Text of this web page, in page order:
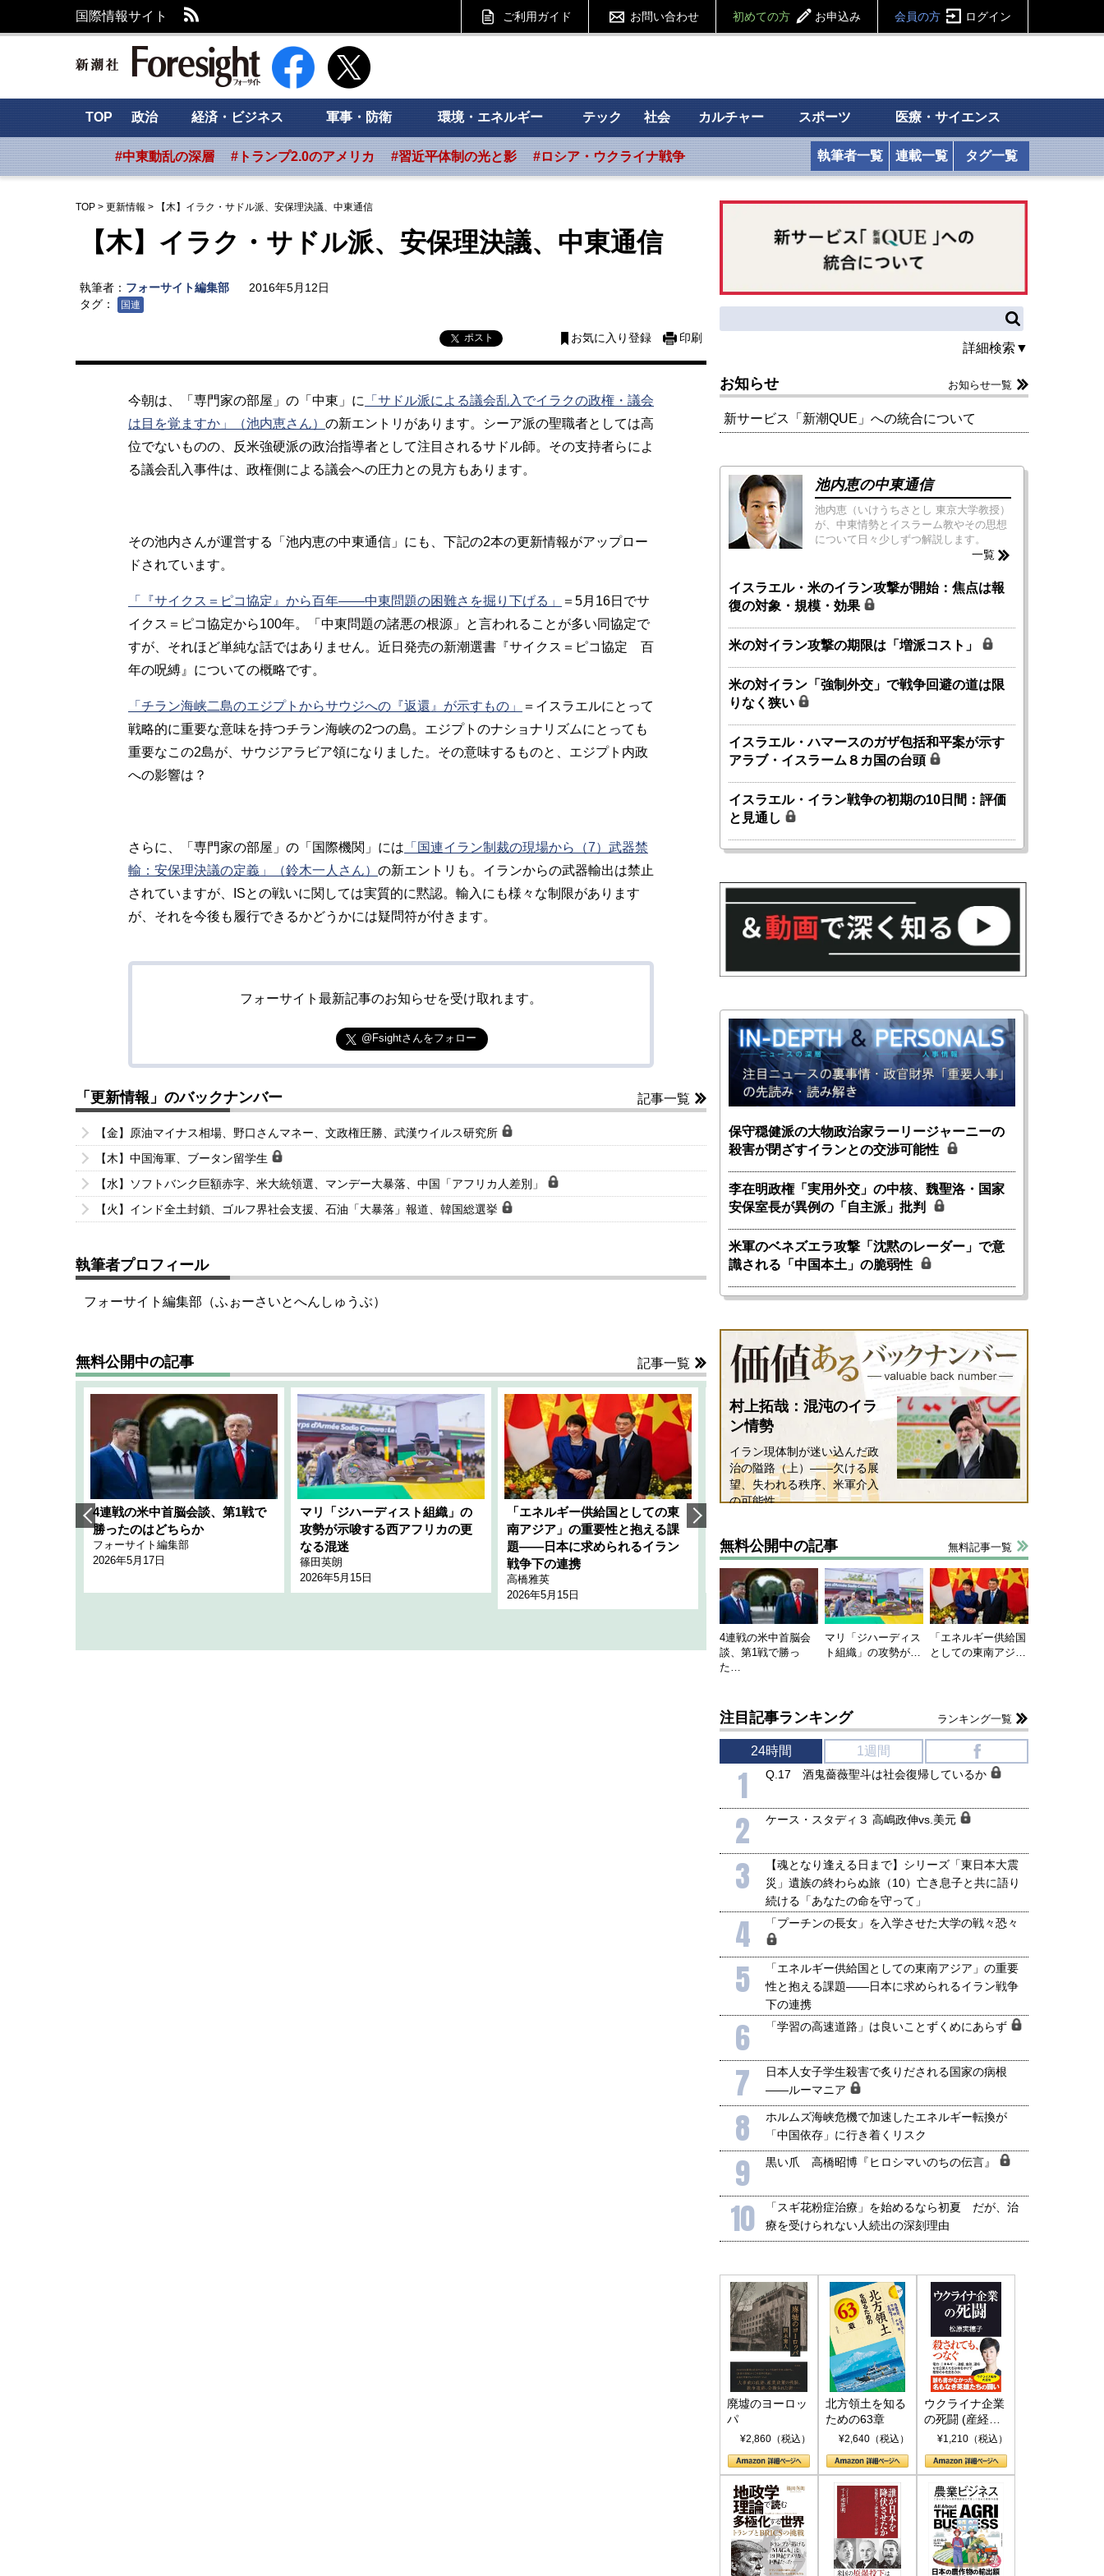
国際情報サイト ご利用ガイド お問い合わせ 初めての方 お申込み 会員の方 ログイン
新潮社 Foresight フォーサイト
TOP 政治 経済・ビジネス 軍事・防衛 環境・エネルギー テック 社会 カルチャー スポーツ 医療・サイエンス
#中東動乱の深層 #トランプ2.0のアメリカ #習近平体制の光と影 #ロシア・ウクライナ戦争 執筆者一覧 連載一覧 タグ一覧
TOP > 更新情報 > 【木】イラク・サドル派、安保理決議、中東通信
【木】イラク・サドル派、安保理決議、中東通信
執筆者： フォーサイト編集部
2016年5月12日
タグ：
国連
ポスト お気に入り登録 印刷
今朝は、「専門家の部屋」の「中東」に
「サドル派による議会乱入でイラクの政権・議会
は目を覚ますか」（池内恵さん） の新エントリがあります。
シーア派の聖職者としては高
位でないものの、反米強硬派の政治指導者として注目されるサドル師。その支持者らによ
る議会乱入事件は、政権側による議会への圧力との見方もあります。
その池内さんが運営する「池内恵の中東通信」にも、下記の2本の更新情報がアップロー
ドされています。
「『サイクス＝ピコ協定』から百年――中東問題の困難さを掘り下げる」 ＝ 5月16日でサ
イクス＝ピコ協定から100年。「中東問題の諸悪の根源」と言われることが多い同協定で
すが、それほど単純な話ではありません。近日発売の新潮選書『サイクス＝ピコ協定 百
年の呪縛』についての概略です。
「チラン海峡二島のエジプトからサウジへの『返還』が示すもの」 ＝ イスラエルにとって
戦略的に重要な意味を持つチラン海峡の2つの島。エジプトのナショナリズムにとっても
重要なこの2島が、サウジアラビア領になりました。その意味するものと、エジプト内政
への影響は？
さらに、「専門家の部屋」の「国際機関」には 「国連イラン制裁の現場から（7）武器禁
輸：安保理決議の定義」（鈴木一人さん） の新エントリも。 イランからの武器輸出は禁止
されていますが、ISとの戦いに関しては実質的に黙認。輸入にも様々な制限があります
が、それを今後も履行できるかどうかには疑問符が付きます。
フォーサイト最新記事のお知らせを受け取れます。
@Fsightさんをフォロー
「更新情報」のバックナンバー 記事一覧
【金】原油マイナス相場、野口さんマネー、文政権圧勝、武漢ウイルス研究所
【木】中国海軍、ブータン留学生
【水】ソフトバンク巨額赤字、米大統領選、マンデー大暴落、中国「アフリカ人差別」
【火】インド全土封鎖、ゴルフ界社会支援、石油「大暴落」報道、韓国総選挙
執筆者プロフィール
フォーサイト編集部（ふぉーさいとへんしゅうぶ）
無料公開中の記事 記事一覧
4連戦の米中首脳会談、第1戦で
勝ったのはどちらか
フォーサイト編集部
2026年5月17日
マリ「ジハーディスト組織」の
攻勢が示唆する西アフリカの更
なる混迷
篠田英朗
2026年5月15日
「エネルギー供給国としての東
南アジア」の重要性と抱える課
題――日本に求められるイラン
戦争下の連携
高橋雅英
2026年5月15日
全保障協力の意味
千々和泰明
2026年5月15日
行き着くリスク
小山堅
2026年5月14日
詳細検索▼
お知らせ お知らせ一覧
新サービス「新潮QUE」への統合について
池内恵の中東通信
池内恵（いけうちさとし 東京大学教授）
が、中東情勢とイスラーム教やその思想
について日々少しずつ解説します。
一覧
イスラエル・米のイラン攻撃が開始：焦点は報
復の対象・規模・効果
米の対イラン攻撃の期限は「増派コスト」
米の対イラン「強制外交」で戦争回避の道は限
りなく狭い
イスラエル・ハマースのガザ包括和平案が示す
アラブ・イスラーム８カ国の台頭
イスラエル・イラン戦争の初期の10日間：評価
と見通し
保守穏健派の大物政治家ラーリージャーニーの
殺害が閉ざすイランとの交渉可能性
李在明政権「実用外交」の中核、魏聖洛・国家
安保室長が異例の「自主派」批判
米軍のベネズエラ攻撃「沈黙のレーダー」で意
識される「中国本土」の脆弱性
村上拓哉：混沌のイラ
ン情勢
イラン現体制が迷い込んだ政
治の隘路（上）――欠ける展
望、失われる秩序、米軍介入
の可能性
無料公開中の記事 無料記事一覧
4連戦の米中首脳会
談、第1戦で勝っ
た…
マリ「ジハーディス
ト組織」の攻勢が…
「エネルギー供給国
としての東南アジ…
注目記事ランキング ランキング一覧
24時間 1週間
1 Q.17 酒鬼薔薇聖斗は社会復帰しているか
2 ケース・スタディ３ 高嶋政伸vs.美元
3
【魂となり逢える日まで】シリーズ「東日本大震
災」遺族の終わらぬ旅（10）亡き息子と共に語り
続ける「あなたの命を守って」
4 「プーチンの長女」を入学させた大学の戦々恐々
5
「エネルギー供給国としての東南アジア」の重要
性と抱える課題――日本に求められるイラン戦争
下の連携
6 「学習の高速道路」は良いことずくめにあらず
7
日本人女子学生殺害で炙りだされる国家の病根
――ルーマニア
8
ホルムズ海峡危機で加速したエネルギー転換が
「中国依存」に行き着くリスク
9 黒い爪 高橋昭博『ヒロシマいのちの伝言』
10
「スギ花粉症治療」を始めるなら初夏 だが、治
療を受けられない人続出の深刻理由
廃墟のヨーロッ
パ
¥2,860（税込）
北方領土を知る
ための63章
¥2,640（税込）
ウクライナ企業
の死闘 (産経セ
レクト S 039)
¥1,210（税込）